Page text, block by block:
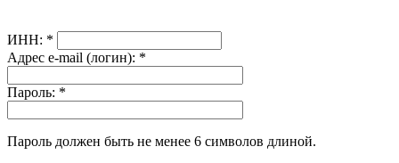
ИНН: *
Адрес e-mail (логин): *
Пароль: *
Пароль должен быть не менее 6 символов длиной.